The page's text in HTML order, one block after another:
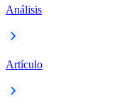
Análisis
Artículo